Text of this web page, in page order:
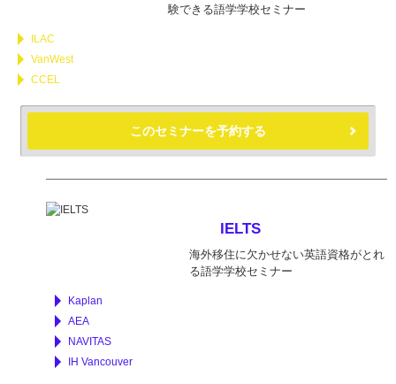
験できる語学学校セミナー
ILAC
VanWest
CCEL
このセミナーを予約する
IELTS
海外移住に欠かせない英語資格がとれ
る語学学校セミナー
Kaplan
AEA
NAVITAS
IH Vancouver